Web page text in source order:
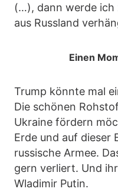
(…), dann werde ich
aus Russland
Einen
Trump könnte mal
Die schönen
Ukraine fördern
Erde und auf dieser
russische Armee.
gern verliert. Und
Wladimir Putin.